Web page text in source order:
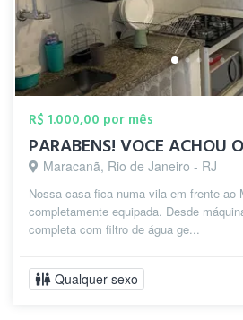
R$ 1.000,00 por mês
Maracanã, Rio de Janeiro - RJ
Nossa casa fica numa vila em frente ao
completamente equipada. Desde
completa com filtro de água ge...
Qualquer sexo